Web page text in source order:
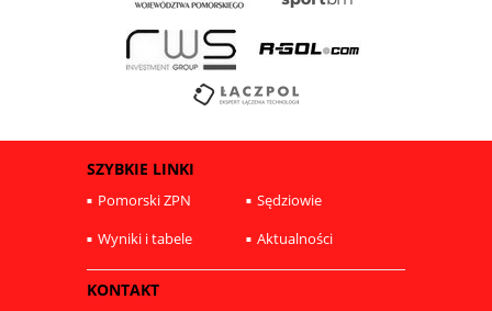
SZYBKIE LINKI
Pomorski ZPN
Sędziowie
Wyniki i tabele
Aktualności
KONTAKT